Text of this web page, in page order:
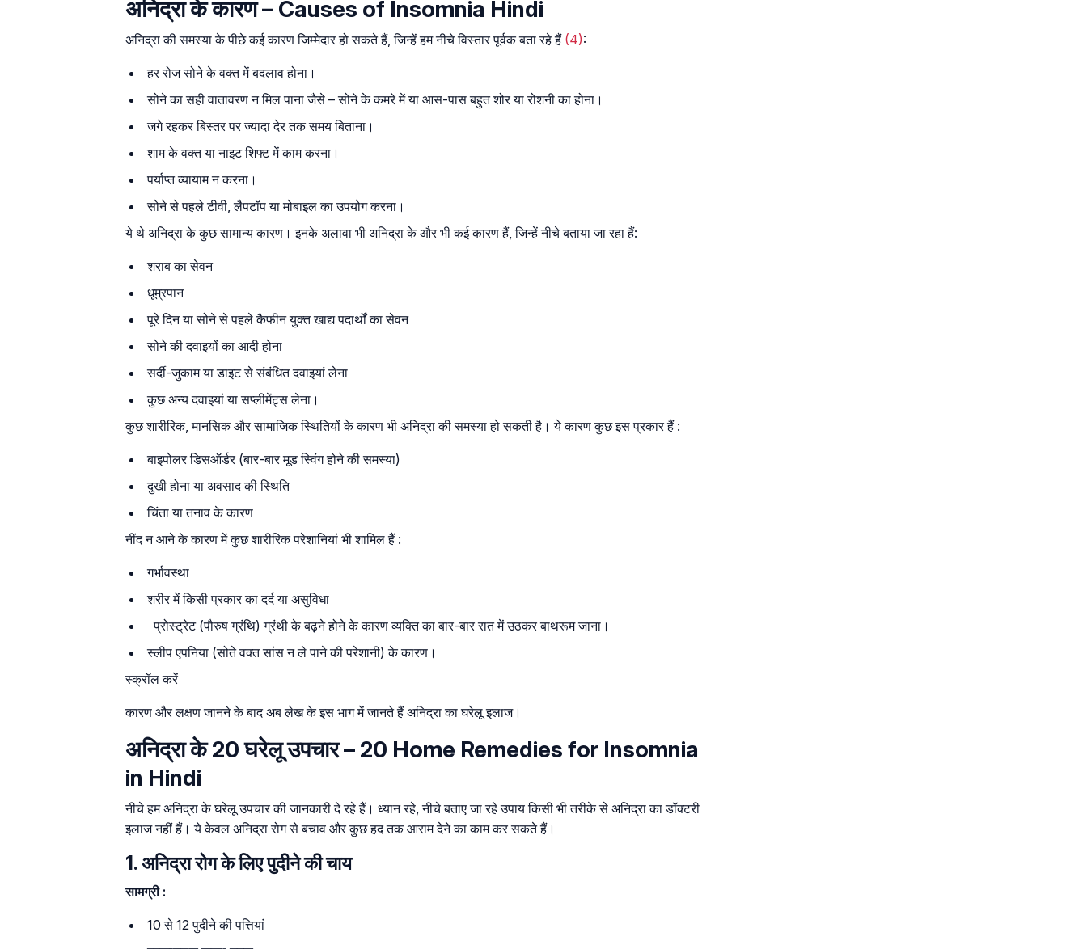
अनिद्रा के कारण – Causes of Insomnia Hindi
अनिद्रा की समस्या के पीछे कई कारण जिम्मेदार हो सकते हैं, जिन्हें हम नीचे विस्तार पूर्वक बता रहे हैं (4):
हर रोज सोने के वक्त में बदलाव होना।
सोने का सही वातावरण न मिल पाना जैसे – सोने के कमरे में या आस-पास बहुत शोर या रोशनी का होना।
जगे रहकर बिस्तर पर ज्यादा देर तक समय बिताना।
शाम के वक्त या नाइट शिफ्ट में काम करना।
पर्याप्त व्यायाम न करना।
सोने से पहले टीवी, लैपटॉप या मोबाइल का उपयोग करना।
ये थे अनिद्रा के कुछ सामान्य कारण। इनके अलावा भी अनिद्रा के और भी कई कारण हैं, जिन्हें नीचे बताया जा रहा हैं:
शराब का सेवन
धूम्रपान
पूरे दिन या सोने से पहले कैफीन युक्त खाद्य पदार्थों का सेवन
सोने की दवाइयों का आदी होना
सर्दी-जुकाम या डाइट से संबंधित दवाइयां लेना
कुछ अन्य दवाइयां या सप्लीमेंट्स लेना।
कुछ शारीरिक, मानसिक और सामाजिक स्थितियों के कारण भी अनिद्रा की समस्या हो सकती है। ये कारण कुछ इस प्रकार हैं :
बाइपोलर डिसऑर्डर (बार-बार मूड स्विंग होने की समस्या)
दुखी होना या अवसाद की स्थिति
चिंता या तनाव के कारण
नींद न आने के कारण में कुछ शारीरिक परेशानियां भी शामिल हैं :
गर्भावस्था
शरीर में किसी प्रकार का दर्द या असुविधा
प्रोस्ट्रेट (पौरुष ग्रंथि) ग्रंथी के बढ़ने होने के कारण व्यक्ति का बार-बार रात में उठकर बाथरूम जाना।
स्लीप एपनिया (सोते वक्त सांस न ले पाने की परेशानी) के कारण।
स्क्रॉल करें
कारण और लक्षण जानने के बाद अब लेख के इस भाग में जानते हैं अनिद्रा का घरेलू इलाज।
अनिद्रा के 20 घरेलू उपचार – 20 Home Remedies for Insomnia
in Hindi
नीचे हम अनिद्रा के घरेलू उपचार की जानकारी दे रहे हैं। ध्यान रहे, नीचे बताए जा रहे उपाय किसी भी तरीके से अनिद्रा का डॉक्टरी
इलाज नहीं हैं। ये केवल अनिद्रा रोग से बचाव और कुछ हद तक आराम देने का काम कर सकते हैं।
1. अनिद्रा रोग के लिए पुदीने की चाय
सामग्री :
10 से 12 पुदीने की पत्तियां